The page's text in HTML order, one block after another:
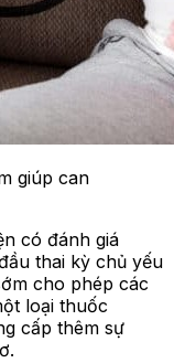
giúp can
có đánh giá
thai kỳ chủ yếu
cho phép các
loại thuốc
cấp thêm sự